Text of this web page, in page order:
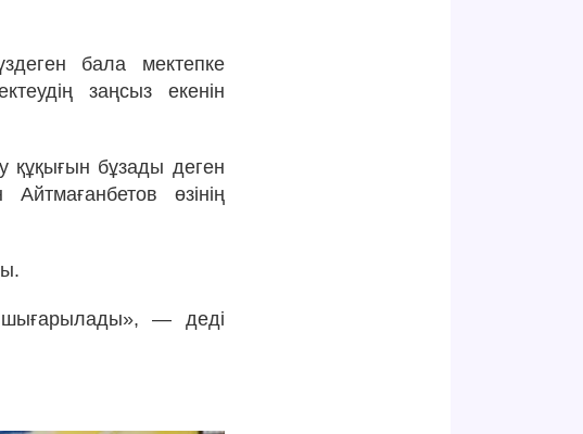
бала мектепке
заңсыз екенін
құқығын бұзады деген
өзінің
— деді